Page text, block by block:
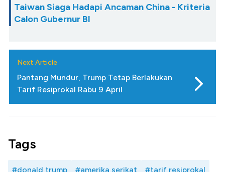
Taiwan Siaga Hadapi Ancaman China - Kriteria
Calon Gubernur BI
Next Article
Pantang Mundur, Trump Tetap Berlakukan
Tarif Resiprokal Rabu 9 April
Tags
#donald trump #amerika serikat #tarif resiprokal